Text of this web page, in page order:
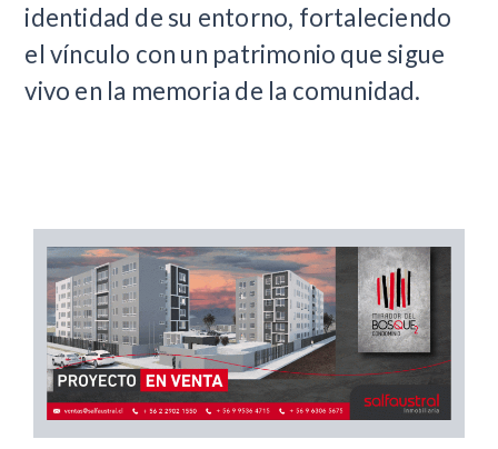
identidad de su entorno, fortaleciendo
el vínculo con un patrimonio que sigue
vivo en la memoria de la comunidad.